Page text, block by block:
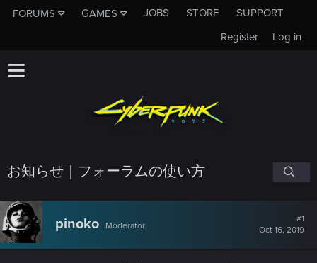
FORUMS GAMES JOBS STORE
SUPPORT
Log in
Register
お知らせ｜フォーラムの使い方
pinoko Moderator
#1
Oct 16, 2019